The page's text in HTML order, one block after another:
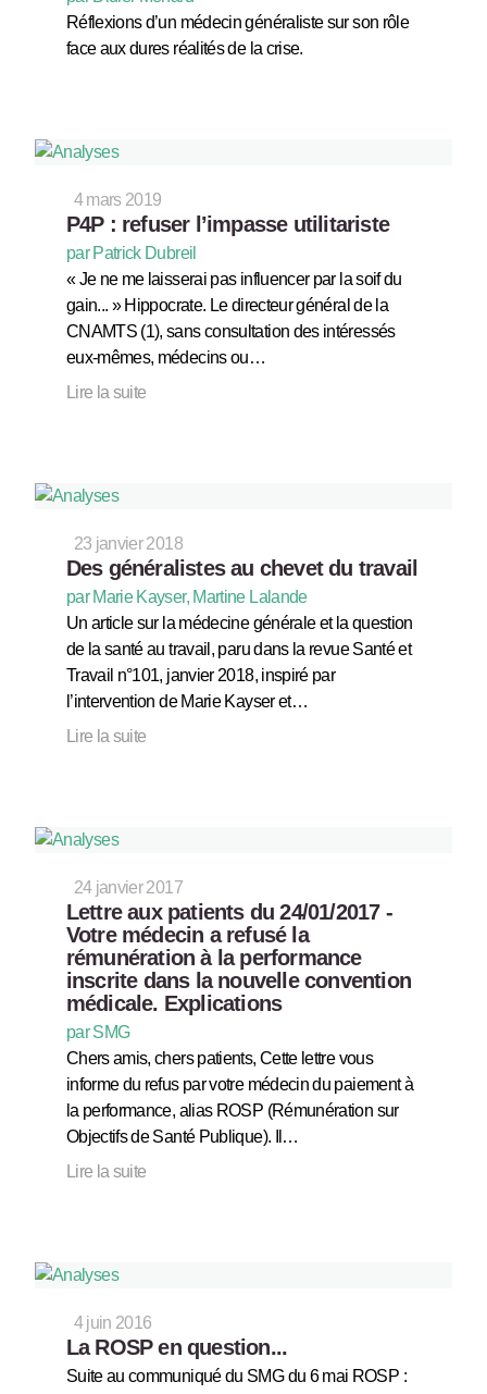
Réflexions d’un médecin généraliste sur son rôle
face aux dures réalités de la crise.
4 mars 2019
P4P : refuser l’impasse utilitariste
par Patrick Dubreil
« Je ne me laisserai pas influencer par la soif du
gain... » Hippocrate. Le directeur général de la
CNAMTS (1), sans consultation des intéressés
eux-mêmes, médecins ou…
Lire la suite
23 janvier 2018
Des généralistes au chevet du travail
par Marie Kayser, Martine Lalande
Un article sur la médecine générale et la question
de la santé au travail, paru dans la revue Santé et
Travail n°101, janvier 2018, inspiré par
l’intervention de Marie Kayser et…
Lire la suite
24 janvier 2017
Lettre aux patients du 24/01/2017 -
Votre médecin a refusé la
rémunération à la performance
inscrite dans la nouvelle convention
médicale. Explications
par SMG
Chers amis, chers patients, Cette lettre vous
informe du refus par votre médecin du paiement à
la performance, alias ROSP (Rémunération sur
Objectifs de Santé Publique). Il…
Lire la suite
4 juin 2016
La ROSP en question...
Suite au communiqué du SMG du 6 mai ROSP :